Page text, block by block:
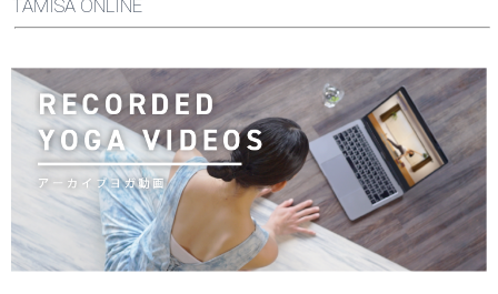
TAMISA ONLINE